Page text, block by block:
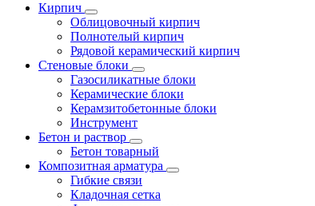
Кирпич
Облицовочный кирпич
Полнотелый кирпич
Рядовой керамический кирпич
Стеновые блоки
Газосиликатные блоки
Керамические блоки
Керамзитобетонные блоки
Инструмент
Бетон и раствор
Бетон товарный
Композитная арматура
Гибкие связи
Кладочная сетка